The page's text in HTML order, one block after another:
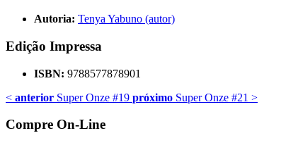
Autoria: Tenya Yabuno (autor)
Edição Impressa
ISBN: 9788577878901
< anterior Super Onze #19 próximo Super Onze #21 >
Compre On-Line